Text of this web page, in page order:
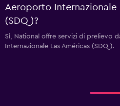
Aeroporto Internazionale
(SDQ)?
Sì, National offre servizi di prelievo
Internazionale Las Américas (SDQ).